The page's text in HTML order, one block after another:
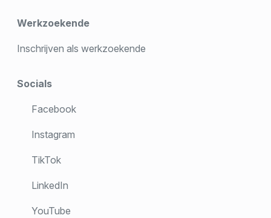
Werkzoekende
Inschrijven als werkzoekende
Socials
Facebook
Instagram
TikTok
LinkedIn
YouTube